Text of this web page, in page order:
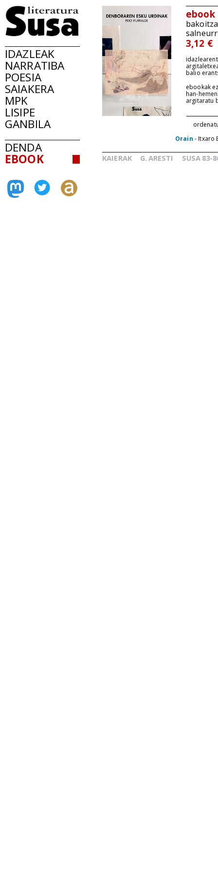
IDAZLEAK
NARRATIBA
POESIA
SAIAKERA
MPK
LISIPE
GANBILA
DENDA
EBOOK
ebook
3,12 €
balio
ebookak
han-
argitaratu
Orain - Itxaro
KAIERAK G. ARESTI SUSA 83-